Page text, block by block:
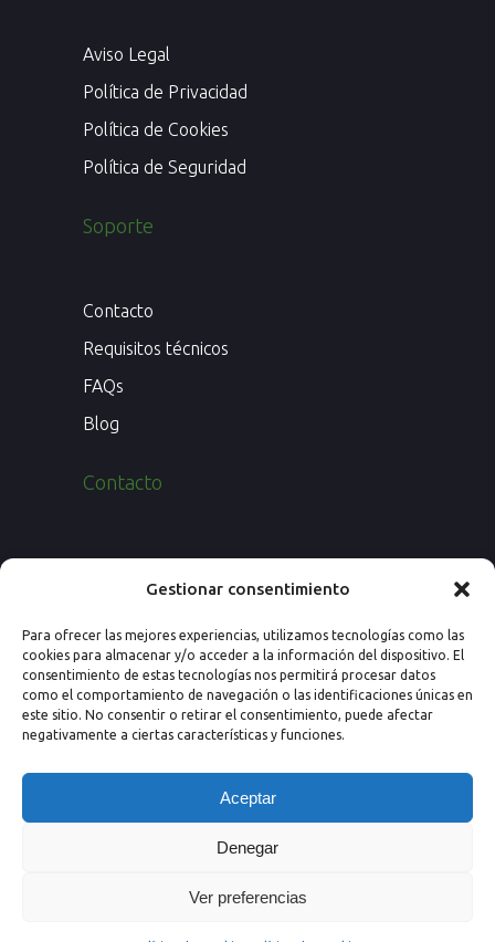
Gestionar consentimiento
Para ofrecer las mejores experiencias, utilizamos tecnologías como las
cookies para almacenar y/o acceder a la información del dispositivo. El
consentimiento de estas tecnologías nos permitirá procesar datos
como el comportamiento de navegación o las identificaciones únicas en
este sitio. No consentir o retirar el consentimiento, puede afectar
negativamente a ciertas características y funciones.
Aceptar
Denegar
Ver preferencias
Aviso Legal
Política de Privacidad
Política de Cookies
Política de Seguridad
Soporte
Contacto
Requisitos técnicos
FAQs
Blog
Contacto
50008 Zaragoza (España)
Email: info@nextprevencion.com
Tel: (+34) 976 259 724